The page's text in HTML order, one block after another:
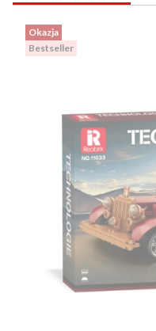
Okazja
Bestseller